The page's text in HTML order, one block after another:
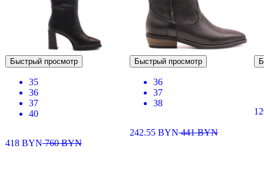
Быстрый просмотр
35
36
37
40
418 BYN760BYN
Быстрый просмотр
36
37
38
242.55 BYN441BYN